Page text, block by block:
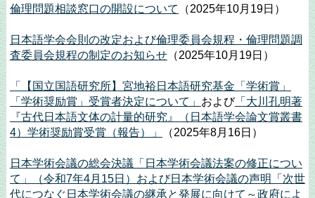
倫理問題相談窓口の開設について （2025年10月19日）
日本語学会会則の改定および倫理委員会規程・倫理問題調
査委員会規程の制定のお知らせ（2025年10月19日）
「【国立国語研究所】宮地裕日本語研究基金「学術賞」
「学術奨励賞」受賞者決定について」 および「大川孔明著
『古代日本語文体の計量的研究』（日本語学会論文賞叢書
4）学術奨励賞受賞（報告）」
（2025年8月16日）
日本学術会議の総会決議「日本学術会議法案の修正につい
て」（令和7年4月15日）および日本学術会議の声明「次世
代につなぐ日本学術会議の継承と発展に向けて～政府によ